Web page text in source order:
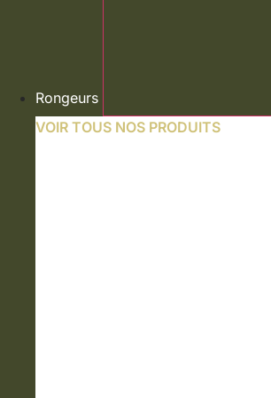
Rongeurs
VOIR TOUS NOS PRODUITS